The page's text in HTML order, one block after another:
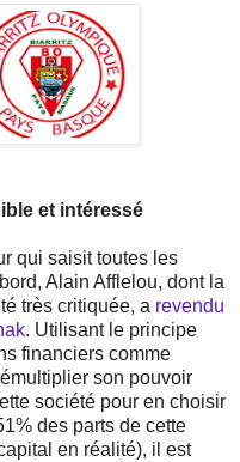
et intéressé
qui saisit toutes les
Alain Afflelou, dont la
très critiquée, a revendu
. Utilisant le principe
financiers comme
son pouvoir
société pour en choisir
des parts de cette
en réalité), il est